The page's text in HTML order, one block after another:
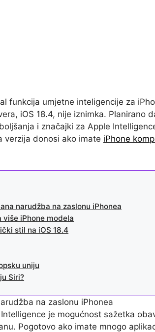
funkcija umjetne inteligencije za
iOS 18.4, nije iznimka. Planirano
i značajki za Apple
verzija donosi ako imate iPhone
narudžba na zaslonu iPhonea
iPhone modela
stil na iOS 18.4
uniju
Siri?
na zaslonu iPhonea
je mogućnost sažetka
Pogotovo ako imate mnogo